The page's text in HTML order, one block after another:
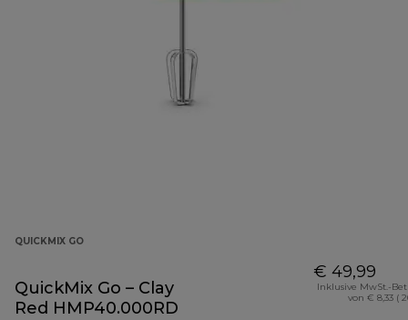
QUICKMIX GO
QuickMix Go – Clay
Red HMP40.000RD
€ 49,99
Inklusive MwSt.-
von € 8,33 (